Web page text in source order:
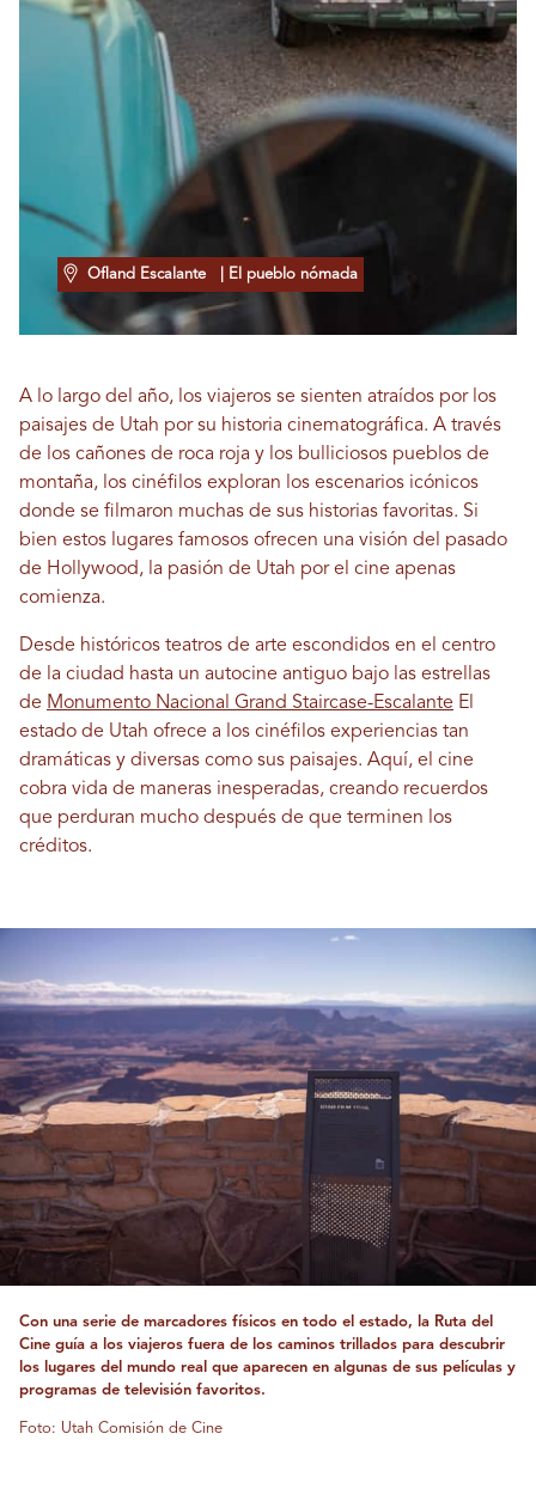
Ofland Escalante | El pueblo nómada
A lo largo del año, los viajeros se sienten atraídos por los
paisajes de Utah por su historia cinematográfica. A través
de los cañones de roca roja y los bulliciosos pueblos de
montaña, los cinéfilos exploran los escenarios icónicos
donde se filmaron muchas de sus historias favoritas. Si
bien estos lugares famosos ofrecen una visión del pasado
de Hollywood, la pasión de Utah por el cine apenas
comienza.
Desde históricos teatros de arte escondidos en el centro
de la ciudad hasta un autocine antiguo bajo las estrellas
de Monumento Nacional Grand Staircase-Escalante El
estado de Utah ofrece a los cinéfilos experiencias tan
dramáticas y diversas como sus paisajes. Aquí, el cine
cobra vida de maneras inesperadas, creando recuerdos
que perduran mucho después de que terminen los
créditos.
Con una serie de marcadores físicos en todo el estado, la Ruta del
Cine guía a los viajeros fuera de los caminos trillados para descubrir
los lugares del mundo real que aparecen en algunas de sus películas y
programas de televisión favoritos.
Foto: Utah Comisión de Cine